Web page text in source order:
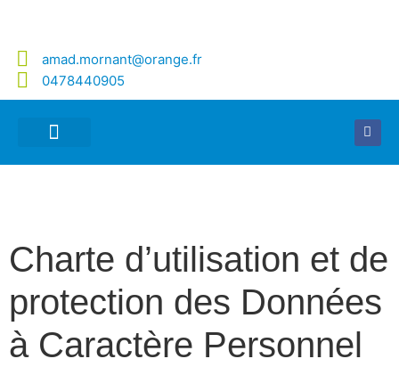
amad.mornant@orange.fr
0478440905
Charte d’utilisation et de
protection des Données
à Caractère Personnel